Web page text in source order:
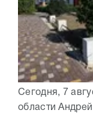
Сегодня, 7
области